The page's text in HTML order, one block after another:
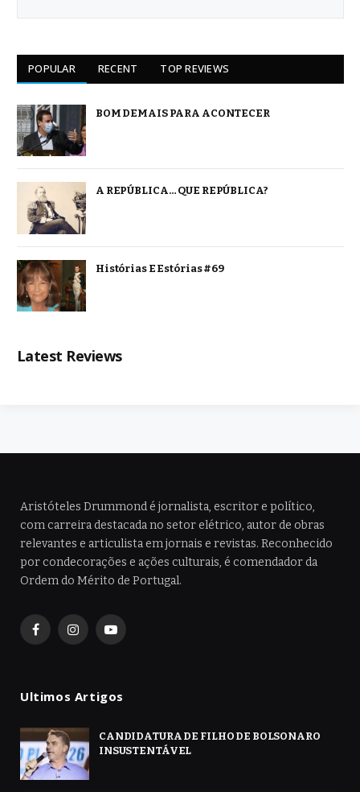
POPULAR RECENT TOP REVIEWS
BOM DEMAIS PARA ACONTECER
A REPÚBLICA… QUE REPÚBLICA?
Histórias E Estórias #69
Latest Reviews
Aristóteles Drummond é jornalista, escritor e político,
com carreira destacada no setor elétrico, autor de obras
relevantes e articulista em jornais e revistas. Reconhecido
por condecorações e ações culturais, é comendador da
Ordem do Mérito de Portugal.
FacebookInstagramYouTube
Ultimos Artigos
CANDIDATURA DE FILHO DE BOLSONARO
INSUSTENTÁVEL